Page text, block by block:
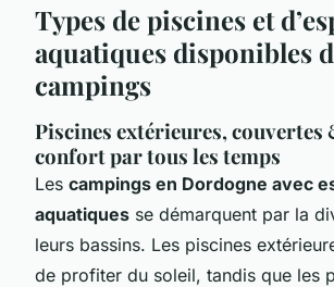
Types de piscines et
aquatiques disponibles
campings
Piscines extérieures, couvertes
confort par tous les temps
Les campings en Dordogne avec
aquatiques se démarquent par la
leurs bassins. Les piscines
de profiter du soleil, tandis que les